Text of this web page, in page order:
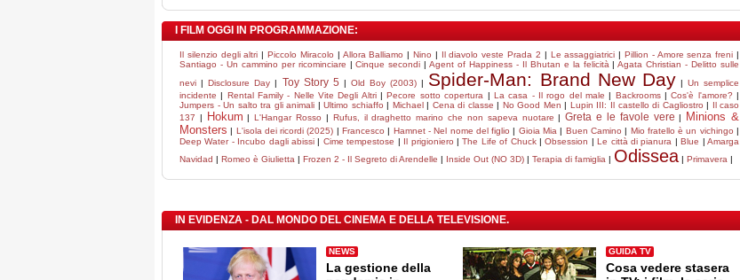
I FILM OGGI IN PROGRAMMAZIONE:
Il silenzio degli altri |Piccolo Miracolo | Allora Balliamo |Nino | Il diavolo veste Prada 2 | Le assaggiatrici |Pillion - Amore senza freni |
Santiago - Un cammino per ricominciare |Cinque secondi |Agent of Happiness - Il Bhutan e la felicità |Agata Christian - Delitto sulle
nevi |Disclosure Day | Toy Story 5 | Old Boy (2003) | Spider-Man: Brand New Day | Un semplice
incidente | Rental Family - Nelle Vite Degli Altri|Pecore sotto copertura | La casa - Il rogo del male | Backrooms|Cos'è l'amore? |
Jumpers - Un salto tra gli animali |Ultimo schiaffo | Michael| Cena di classe | No Good Men | Lupin III: Il castello di Cagliostro | Il caso
137 | Hokum |L'Hangar Rosso | Rufus, il draghetto marino che non sapeva nuotare |Greta e le favole vere |
Minions &
Monsters | L'isola dei ricordi (2025) |Francesco | Hamnet - Nel nome del figlio | Gioia Mia | Buen Camino | Mio fratello è un vichingo |
Deep Water - Incubo dagli abissi | Cime tempestose | Il prigioniero |The Life of Chuck|Obsession |Le città di pianura |Blue |Amarga
Navidad | Romeo è Giulietta | Frozen 2 - Il Segreto di Arendelle | Inside Out (NO 3D) | Terapia di famiglia | Odissea | Primavera |
IN EVIDENZA - DAL MONDO DEL CINEMA E DELLA TELEVISIONE.
NEWS
La gestione della
GUIDA TV
Cosa vedere stasera